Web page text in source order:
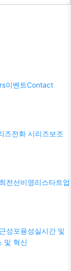
이벤트Contact
즈전화 시리즈보조
최전선비영리스타트업
성 포용성실시간 및
및 혁신